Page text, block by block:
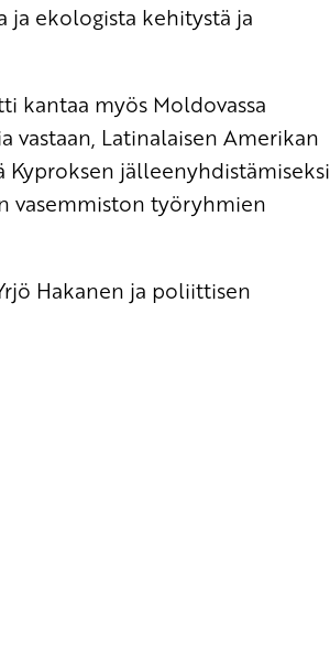
ja ekologista kehitystä ja
kantaa myös Moldovassa
Latinalaisen Amerikan
jälleenyhdistämiseksi
vasemmiston työryhmien
Hakanen ja poliittisen